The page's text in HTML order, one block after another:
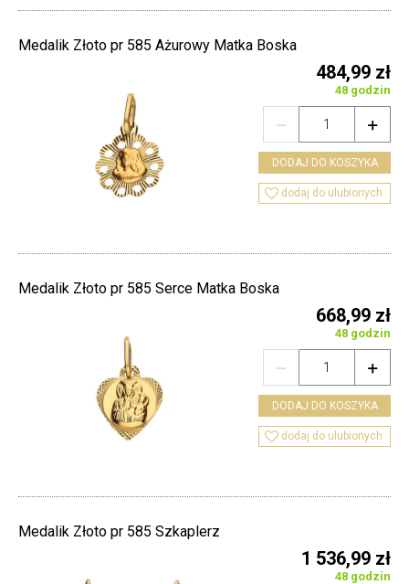
Medalik Złoto pr 585 Ażurowy Matka Boska
484,99 zł
48 godzin


DODAJ DO KOSZYKA
 dodaj do ulubionych
Medalik Złoto pr 585 Serce Matka Boska
668,99 zł
48 godzin


DODAJ DO KOSZYKA
 dodaj do ulubionych
Medalik Złoto pr 585 Szkaplerz
1 536,99 zł
48 godzin